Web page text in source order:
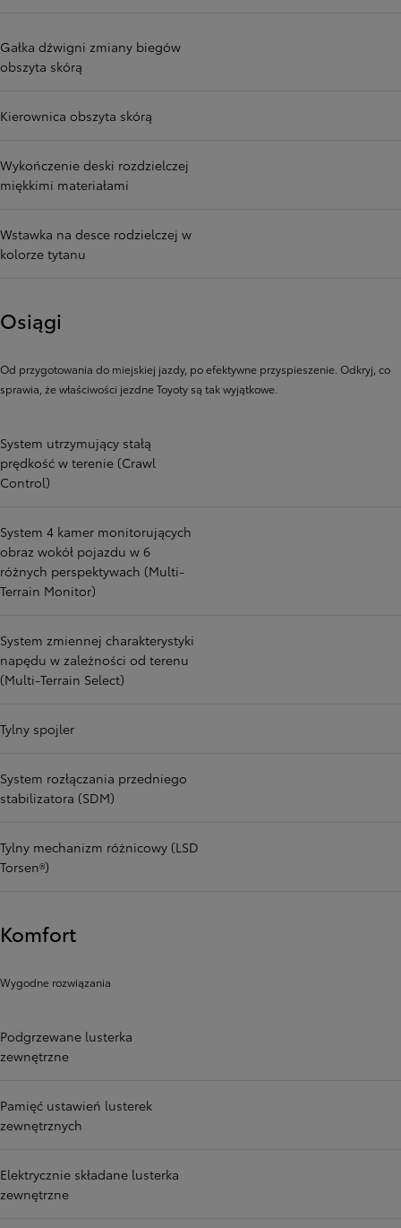
Gałka dźwigni zmiany biegów
obszyta skórą
Kierownica obszyta skórą
Wykończenie deski rozdzielczej
miękkimi materiałami
Wstawka na desce rodzielczej w
kolorze tytanu
Osiągi
Od przygotowania do miejskiej jazdy, po efektywne przyspieszenie. Odkryj, co
sprawia, że ​​właściwości jezdne Toyoty są tak wyjątkowe.
System utrzymujący stałą
prędkość w terenie (Crawl
Control)
System 4 kamer monitorujących
obraz wokół pojazdu w 6
różnych perspektywach (Multi-
Terrain Monitor)
System zmiennej charakterystyki
napędu w zależności od terenu
(Multi-Terrain Select)
Tylny spojler
System rozłączania przedniego
stabilizatora (SDM)
Tylny mechanizm różnicowy (LSD
Torsen®)
Komfort
Wygodne rozwiązania
Podgrzewane lusterka
zewnętrzne
Pamięć ustawień lusterek
zewnętrznych
Elektrycznie składane lusterka
zewnętrzne